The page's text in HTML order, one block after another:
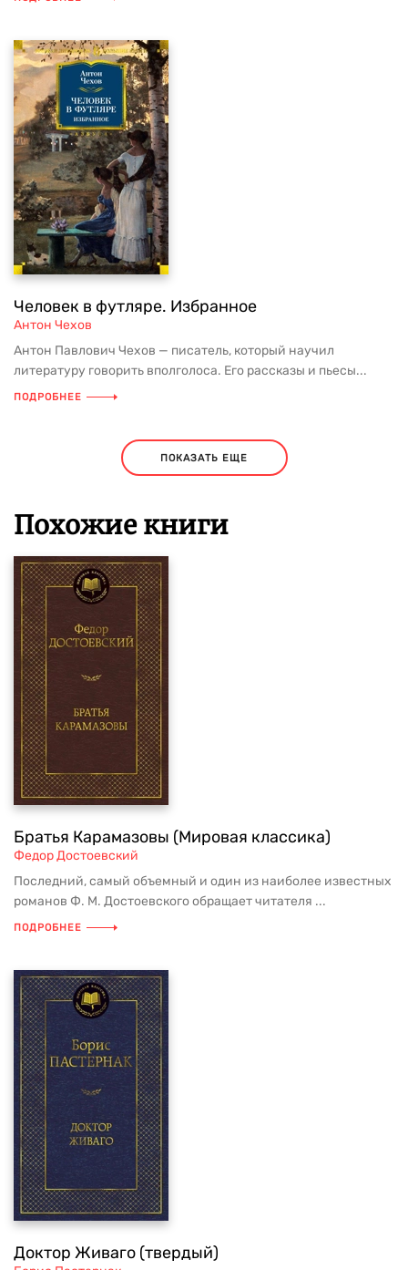
Человек в футляре. Избранное
Антон Чехов
Антон Павлович Чехов — писатель, который научил
литературу говорить вполголоса. Его рассказы и пьесы...
ПОДРОБНЕЕ
ПОКАЗАТЬ ЕЩЕ
Похожие книги
Братья Карамазовы (Мировая классика)
Федор Достоевский
Последний, самый объемный и один из наиболее известных
романов Ф. М. Достоевского обращает читателя ...
ПОДРОБНЕЕ
Доктор Живаго (твердый)